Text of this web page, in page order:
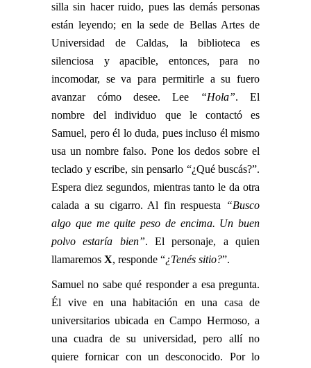
silla sin hacer ruido, pues las demás personas
están leyendo; en la sede de Bellas Artes de
Universidad de Caldas, la biblioteca es
silenciosa y apacible, entonces, para no
incomodar, se va para permitirle a su fuero
avanzar cómo desee. Lee
“Hola”. El
nombre del individuo que le contactó es
Samuel, pero él lo duda, pues incluso él mismo
usa un nombre falso. Pone los dedos sobre el
teclado y escribe, sin pensarlo “¿Qué buscás?”.
Espera diez segundos, mientras tanto le da otra
calada a su cigarro. Al fin respuesta “Busco
algo que me quite peso de encima. Un buen
polvo estaría bien”. El personaje, a quien
llamaremos X, responde “¿Tenés sitio?”.
Samuel no sabe qué responder a esa pregunta.
Él vive en una habitación en una casa de
universitarios ubicada en Campo Hermoso, a
una cuadra de su universidad, pero allí no
quiere fornicar con un desconocido. Por lo